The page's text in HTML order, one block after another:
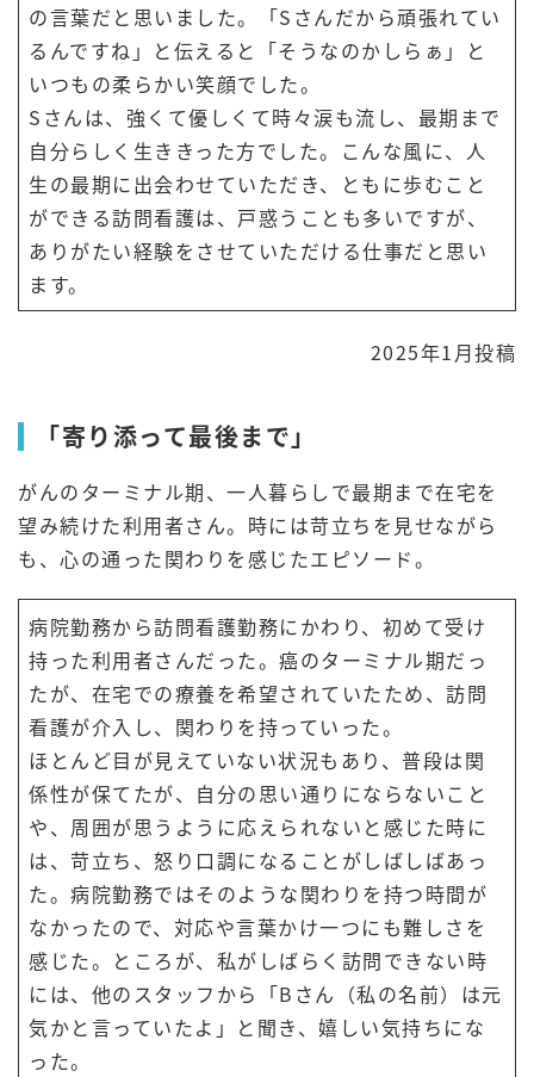
の言葉だと思いました。「Sさんだから頑張れてい
るんですね」と伝えると「そうなのかしらぁ」と
いつもの柔らかい笑顔でした。
Sさんは、強くて優しくて時々涙も流し、最期まで
自分らしく生ききった方でした。こんな風に、人
生の最期に出会わせていただき、ともに歩むこと
ができる訪問看護は、戸惑うことも多いですが、
ありがたい経験をさせていただける仕事だと思い
ます。
2025年1月投稿
「寄り添って最後まで」
がんのターミナル期、一人暮らしで最期まで在宅を
望み続けた利用者さん。時には苛立ちを見せながら
も、心の通った関わりを感じたエピソード。
病院勤務から訪問看護勤務にかわり、初めて受け
持った利用者さんだった。癌のターミナル期だっ
たが、在宅での療養を希望されていたため、訪問
看護が介入し、関わりを持っていった。
ほとんど目が見えていない状況もあり、普段は関
係性が保てたが、自分の思い通りにならないこと
や、周囲が思うように応えられないと感じた時に
は、苛立ち、怒り口調になることがしばしばあっ
た。病院勤務ではそのような関わりを持つ時間が
なかったので、対応や言葉かけ一つにも難しさを
感じた。ところが、私がしばらく訪問できない時
には、他のスタッフから「Bさん（私の名前）は元
気かと言っていたよ」と聞き、嬉しい気持ちにな
った。